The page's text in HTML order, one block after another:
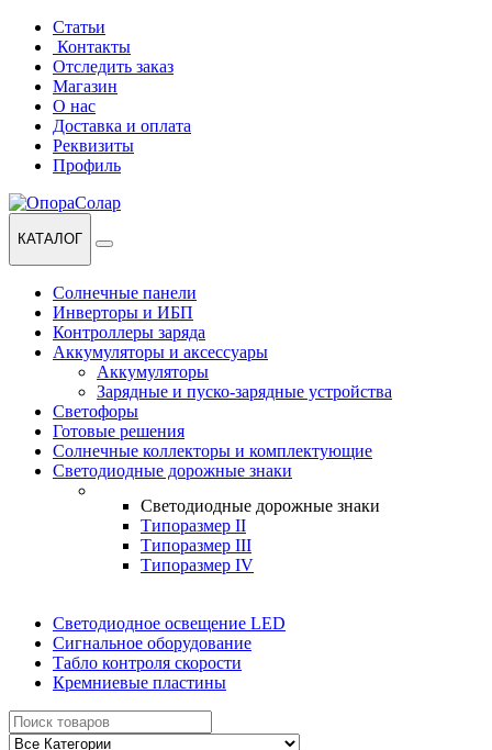
Перейти
навигации
Перейти
содержанию
Статьи
Контакты
Отследить заказ
Магазин
О нас
Доставка и оплата
Реквизиты
Профиль
КАТАЛОГ
Солнечные панели
Инверторы и ИБП
Контроллеры заряда
Аккумуляторы и аксессуары
Аккумуляторы
Зарядные и пуско-зарядные устройства
Светофоры
Готовые решения
Солнечные коллекторы и комплектующие
Светодиодные дорожные знаки
Светодиодные дорожные знаки
Типоразмер II
Типоразмер III
Типоразмер IV
Светодиодное освещение LED
Сигнальное оборудование
Табло контроля скорости
Кремниевые пластины
Найти: